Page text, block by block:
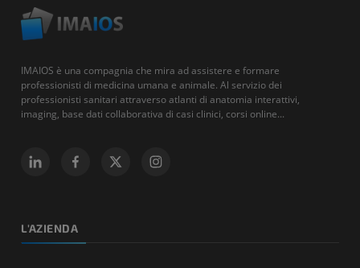
IMAIOS è una compagnia che mira ad assistere e formare
professionisti di medicina umana e animale. Al servizio dei
professionisti sanitari attraverso atlanti di anatomia interattivi,
imaging, base dati collaborativa di casi clinici, corsi online...
L'AZIENDA